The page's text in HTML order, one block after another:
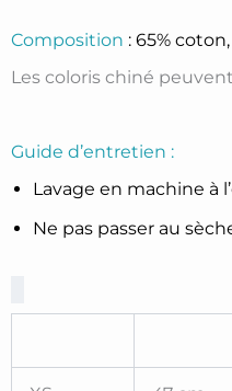
Composition : 65%
Les coloris chiné
Guide d’entretien :
Lavage en machine à
Ne pas passer au